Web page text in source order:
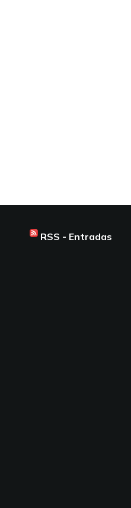
RSS - Entradas